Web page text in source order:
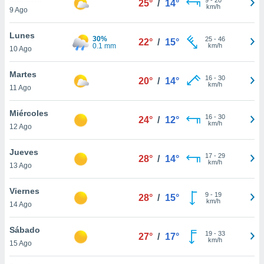
más
nuestra
y
de
disponible
cookies
aceptar
9 Ago
25° / 14°
km/h
Lunes
10 Ago
30%
0.1 mm
22° / 15° 25- 46
km/h
Martes
11 Ago
20° / 14° 16- 30
km/h
Miércoles
12 Ago
24° / 12° 16- 30
km/h
Jueves
13 Ago
28° / 14° 17- 29
km/h
Viernes
14 Ago
28° / 15° 9- 19
km/h
Sábado
15 Ago
27° / 17° 19- 33
km/h